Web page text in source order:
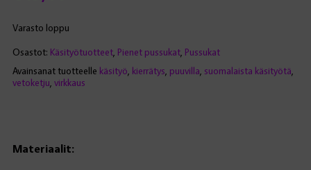
Varasto loppu
Osastot: Käsityötuotteet, Pienet pussukat, Pussukat
Avainsanat tuotteelle käsityö kierrätys puuvilla suomalaista käsityötä
vetoketju virkkaus
Materiaalit: